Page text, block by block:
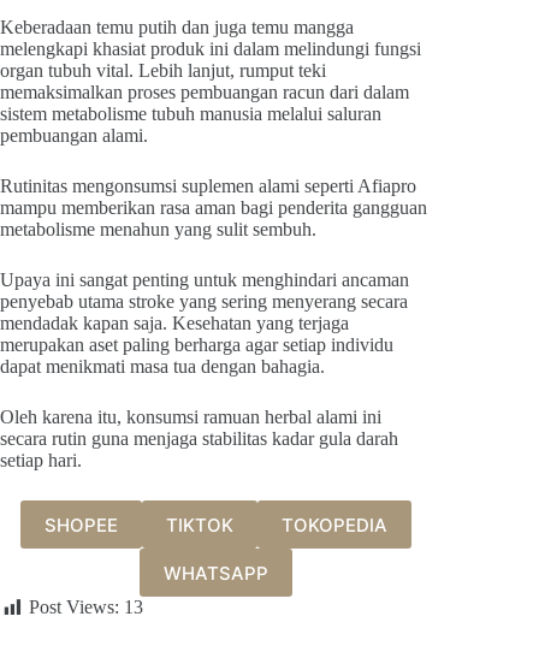
Keberadaan temu putih dan juga temu mangga
melengkapi khasiat produk ini dalam melindungi fungsi
organ tubuh vital. Lebih lanjut, rumput teki
memaksimalkan proses pembuangan racun dari dalam
sistem metabolisme tubuh manusia melalui saluran
pembuangan alami.
Rutinitas mengonsumsi suplemen alami seperti Afiapro
mampu memberikan rasa aman bagi penderita gangguan
metabolisme menahun yang sulit sembuh.
Upaya ini sangat penting untuk menghindari ancaman
penyebab utama stroke yang sering menyerang secara
mendadak kapan saja. Kesehatan yang terjaga
merupakan aset paling berharga agar setiap individu
dapat menikmati masa tua dengan bahagia.
Oleh karena itu, konsumsi ramuan herbal alami ini
secara rutin guna menjaga stabilitas kadar gula darah
setiap hari.
SHOPEE TIKTOK TOKOPEDIA
WHATSAPP
Post Views: 13